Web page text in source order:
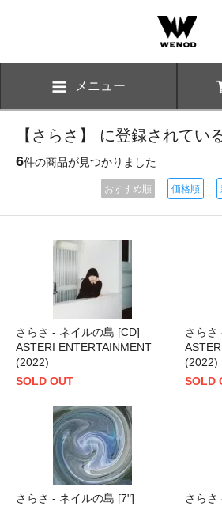
メニュー
【さらさ】 に登録されてい
6件の商品が見つかりました
おすすめ順 価格順
さらさ - ネイルの島 [CD]
ASTERI ENTERTAINMENT
(2022)
SOLD OUT
さらさ
(2022)
SOLD
さらさ - ネイルの島 [7"]
さらさ